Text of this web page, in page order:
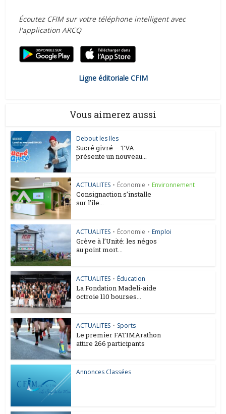
Écoutez CFIM sur votre téléphone intelligent avec
l'application ARCQ
Ligne éditoriale CFIM
Vous aimerez aussi
Debout les Iles
Sucré givré – TVA
présente un nouveau...
ACTUALITES • Économie • Environnement
Consignaction s’installe
sur l’île...
ACTUALITES • Économie • Emploi
Grève à l’Unité: les négos
au point mort...
ACTUALITES • Éducation
La Fondation Madeli-aide
octroie 110 bourses...
ACTUALITES • Sports
Le premier FATIMArathon
attire 266 participants
Annonces Classées